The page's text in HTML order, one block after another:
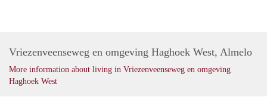
Vriezenveenseweg en omgeving Haghoek West, Almelo
More information about living in Vriezenveenseweg en omgeving
Haghoek West